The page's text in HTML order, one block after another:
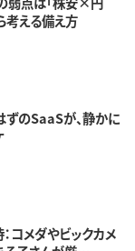
考える備え方
はずのSaaSが、静かに
コメダやビックカメ